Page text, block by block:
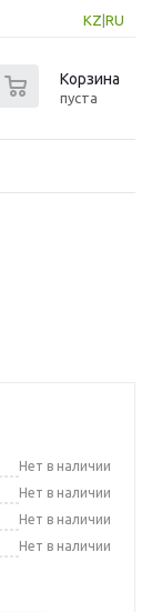
KZ RU
Корзина
пуста
Нет в наличии
Нет в наличии
Нет в наличии
Нет в наличии